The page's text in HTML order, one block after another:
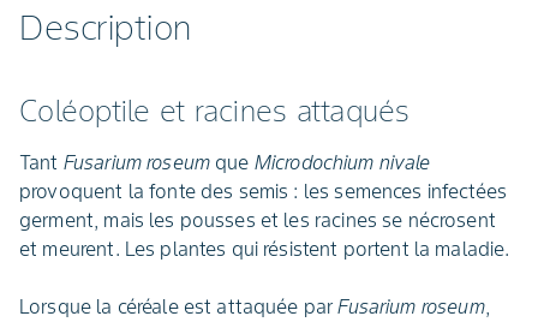
Description
Coléoptile et racines attaqués
Tant Fusarium roseum que Microdochium nivale
provoquent la fonte des semis : les semences infectées
germent, mais les pousses et les racines se nécrosent
et meurent. Les plantes qui résistent portent la maladie.
Lorsque la céréale est attaquée parFusarium roseum,